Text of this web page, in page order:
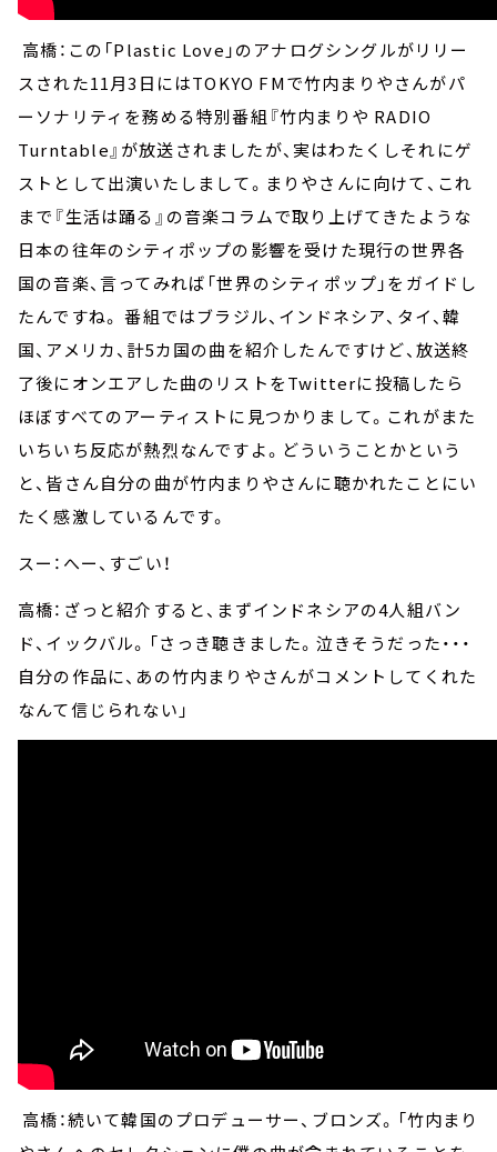
高橋：この「Plastic Love」のアナログシングルがリリー
スされた11月3日にはTOKYO FMで竹内まりやさんがパ
ーソナリティを務める特別番組『竹内まりや RADIO
Turntable』が放送されましたが、実はわたくしそれにゲ
ストとして出演いたしまして。まりやさんに向けて、これ
まで『生活は踊る』の音楽コラムで取り上げてきたような
日本の往年のシティポップの影響を受けた現行の世界各
国の音楽、言ってみれば「世界のシティポップ」をガイドし
たんですね。 番組ではブラジル、インドネシア、タイ、韓
国、アメリカ、計5カ国の曲を紹介したんですけど、放送終
了後にオンエアした曲のリストをTwitterに投稿したら
ほぼすべてのアーティストに見つかりまして。これがまた
いちいち反応が熱烈なんですよ。どういうことかという
と、皆さん自分の曲が竹内まりやさんに聴かれたことにい
たく感激しているんです。
スー：へー、すごい！
高橋：ざっと紹介すると、まずインドネシアの4人組バン
ド、イックバル。「さっき聴きました。泣きそうだった・・・
自分の作品に、あの竹内まりやさんがコメントしてくれた
なんて信じられない」
高橋：続いて韓国のプロデューサー、ブロンズ。「竹内まり